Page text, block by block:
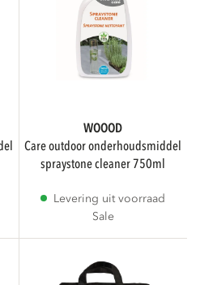
WOOOD
care outdoor onderhoudsmiddel
spraystone cleaner 750ml
Levering uit voorraad
Sale